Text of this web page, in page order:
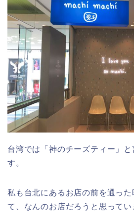
台湾では「神のチーズティー」
す。
私も台北にあるお店の前を通っ
て、なんのお店だろうと思ってい